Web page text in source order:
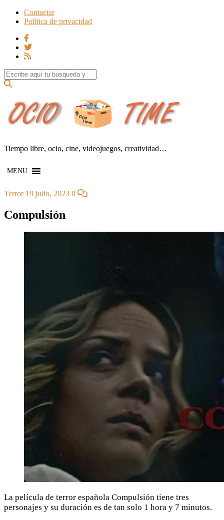
Contactar
Política de privacidad
Search for:
Tiempo libre, ocio, cine, videojuegos, creatividad…
MENU
Terror 19 julio, 2023 0
Compulsión
La película de terror española Compulsión tiene tres
personajes y su duración es de tan solo 1 hora y 7 minutos.